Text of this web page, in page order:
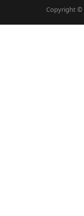
Copyright ©